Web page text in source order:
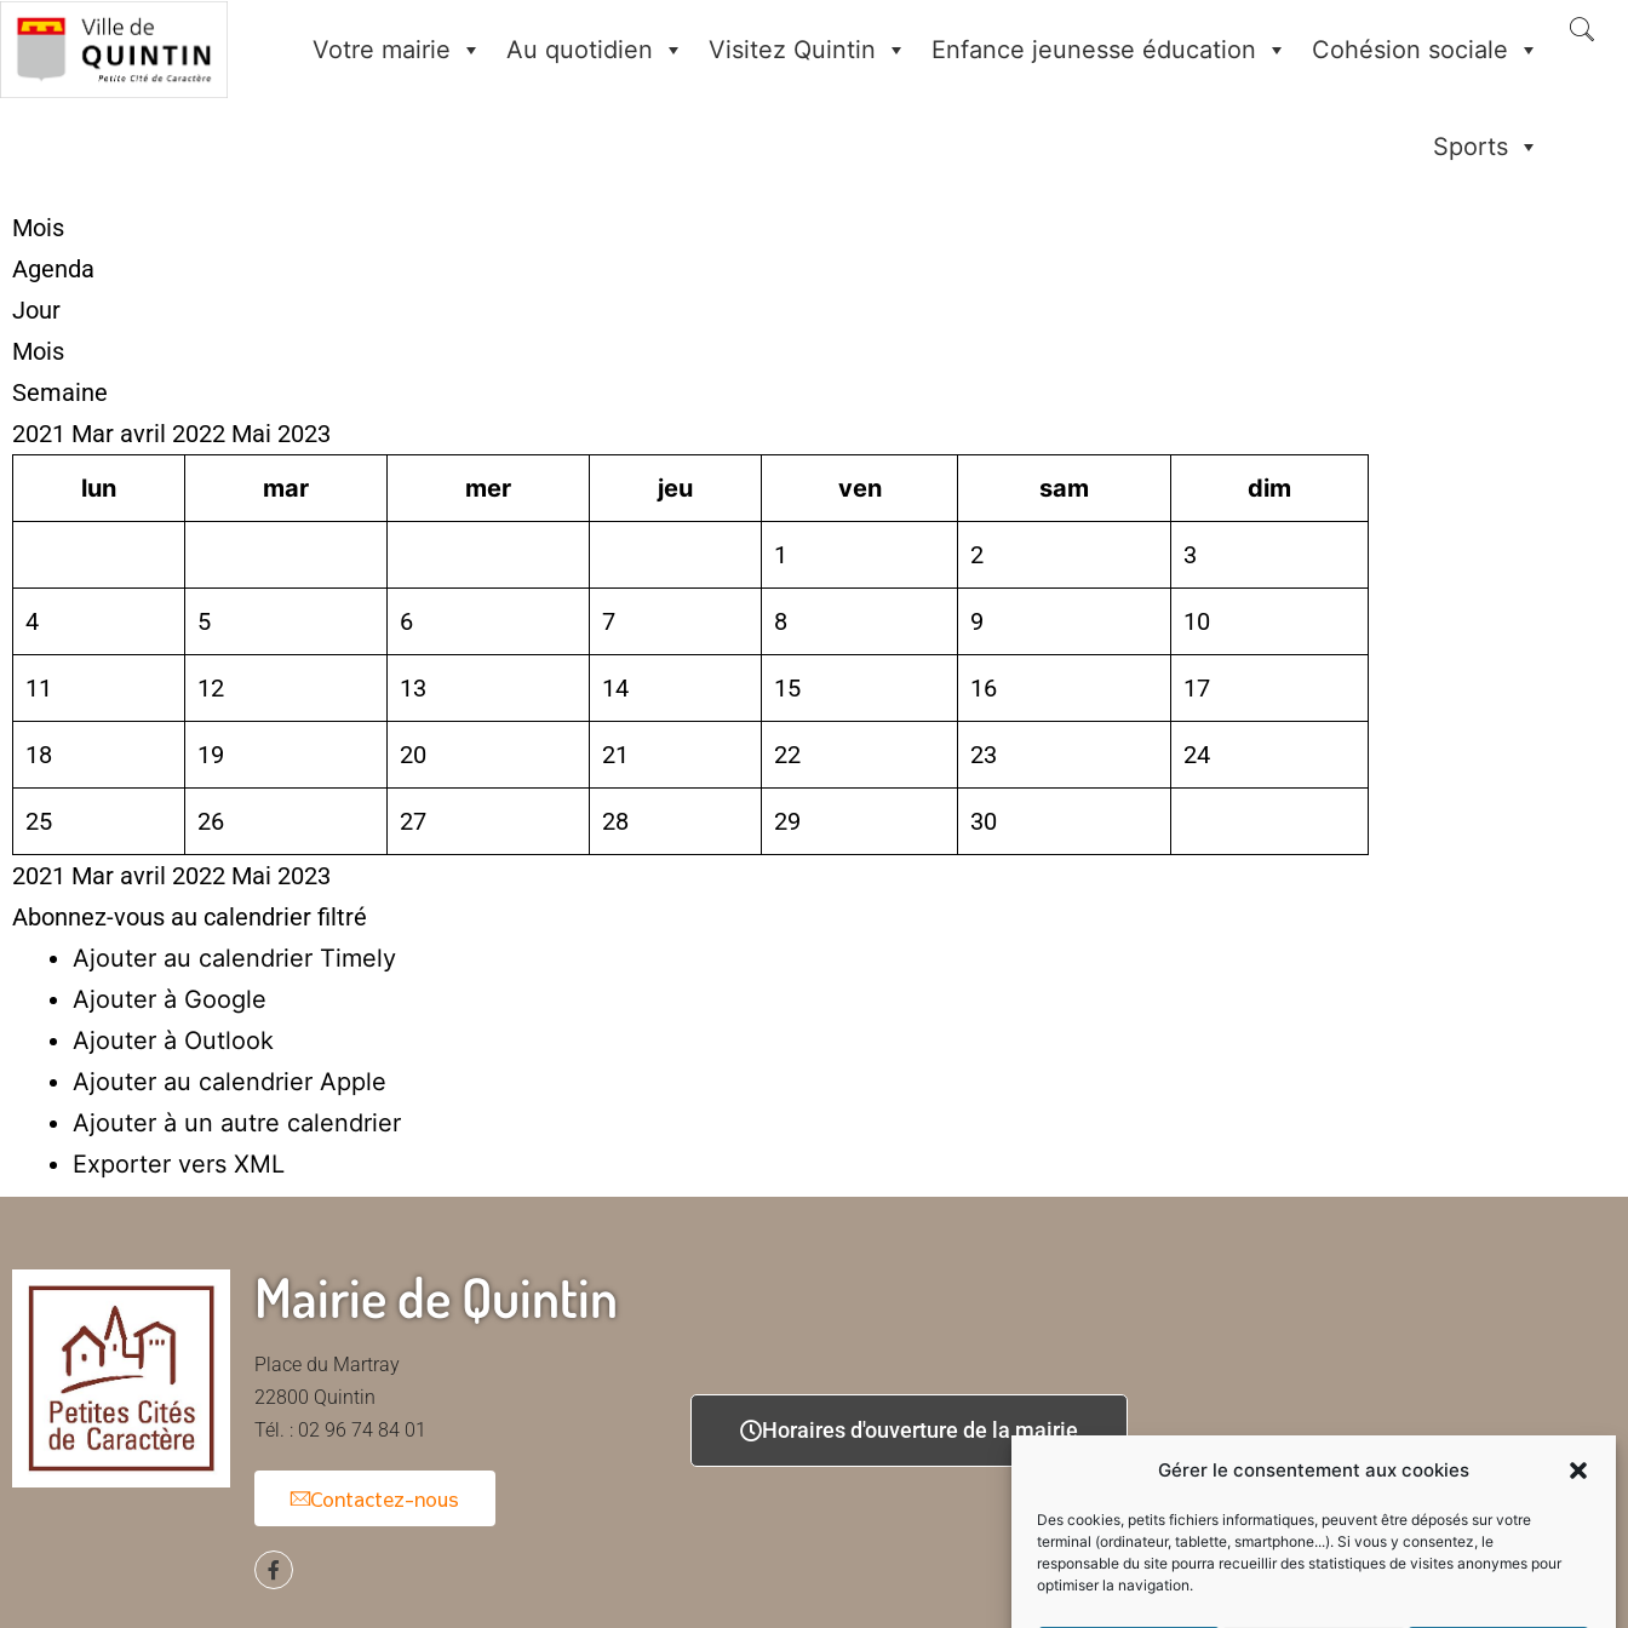
Gérer le consentement aux cookies
Des cookies, petits fichiers informatiques, peuvent être déposés sur votre
terminal (ordinateur, tablette, smartphone...). Si vous y consentez, le
responsable du site pourra recueillir des statistiques de visites anonymes pour
optimiser la navigation.
Votre mairie Au quotidien Visitez Quintin Enfance jeunesse éducation Cohésion sociale
Sports
Mois
Agenda
Jour
Mois
Semaine
2021 Mar avril 2022 Mai 2023
lun
mar mer jeu ven sam dim
1 2 3
4 5 6 7 8 9 10
11 12 13 14 15 16 17
18 19 20 21 22 23 24
25 26 27 28 29
30
2021 Mar avril 2022 Mai 2023
Abonnez-vous au calendrier filtré
Ajouter au calendrier Timely
Ajouter à Google
Ajouter à Outlook
Ajouter au calendrier Apple
Ajouter à un autre calendrier
Exporter vers XML
Mairie de Quintin
Place du Martray
22800 Quintin
Tél. : 02 96 74 84 01
Contactez-nous
Horaires d'ouverture de la mairie